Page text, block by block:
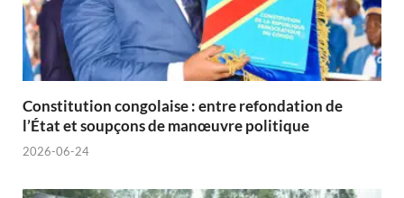
Constitution congolaise : entre refondation de
l’État et soupçons de manœuvre politique
2026-06-24